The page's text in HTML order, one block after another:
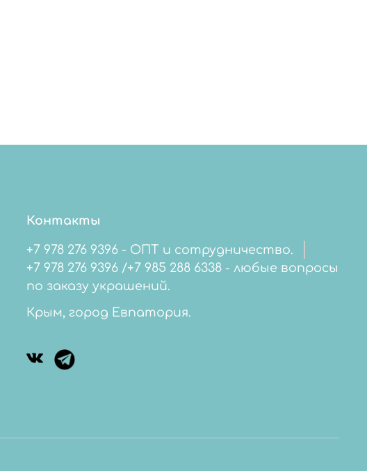
Контакты
+7 978 276 9396 - ОПТ и сотрудничество.
+7 978 276 9396 /+7 985 288 6338 - любые вопросы
по заказу украшений.
Крым, город Евпатория.